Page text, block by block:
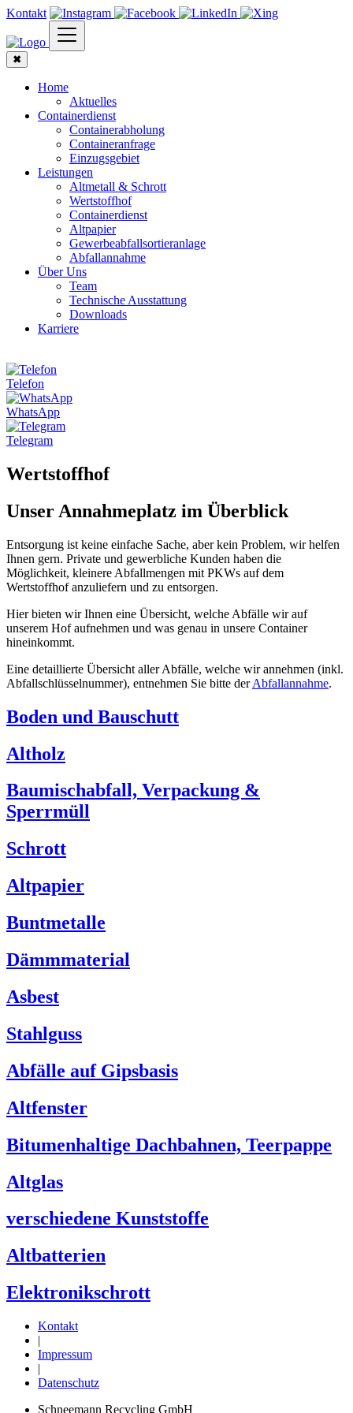
Kontakt
✖
Home
Aktuelles
Containerdienst
Containerabholung
Containeranfrage
Einzugsgebiet
Leistungen
Altmetall & Schrott
Wertstoffhof
Containerdienst
Altpapier
Gewerbeabfallsortieranlage
Abfallannahme
Über Uns
Team
Technische Ausstattung
Downloads
Karriere
Telefon
WhatsApp
Telegram
Wertstoffhof
Unser Annahmeplatz im Überblick
Entsorgung ist keine einfache Sache, aber kein Problem, wir helfen
Ihnen gern. Private und gewerbliche Kunden haben die
Möglichkeit, kleinere Abfallmengen mit PKWs auf dem
Wertstoffhof anzuliefern und zu entsorgen.
Hier bieten wir Ihnen eine Übersicht, welche Abfälle wir auf
unserem Hof aufnehmen und was genau in unsere Container
hineinkommt.
Eine detaillierte Übersicht aller Abfälle, welche wir annehmen (inkl.
Abfallschlüsselnummer), entnehmen Sie bitte derAbfallannahme.
Boden und Bauschutt
Altholz
Baumischabfall, Verpackung &
Sperrmüll
Schrott
Altpapier
Buntmetalle
Dämmmaterial
Asbest
Stahlguss
Abfälle auf Gipsbasis
Altfenster
Bitumenhaltige Dachbahnen, Teerpappe
Altglas
verschiedene Kunststoffe
Altbatterien
Elektronikschrott
Kontakt
|
Impressum
|
Datenschutz
Schneemann Recycling GmbH